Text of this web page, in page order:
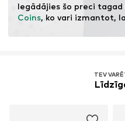
Iegādājies šo preci
Coins, ko vari izmantot,
TEV